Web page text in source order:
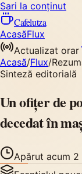
Sari la conținut
Cafelutza
AcasăFlux
Actualizat orar
Acasă/Flux/
Sinteză editorială
Un ofițer de
decedat în
Apărut acum 2